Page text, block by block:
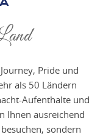
Pride und
als 50 Ländern
Aufenthalte und
Ihnen ausreichend
sondern